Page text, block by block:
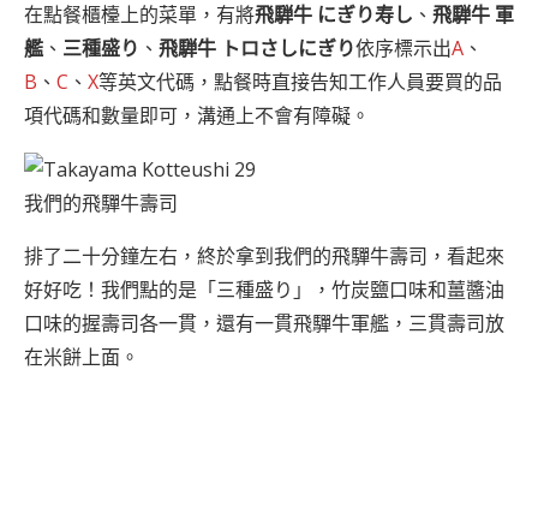
在點餐櫃檯上的菜單，有將飛騨牛 にぎり寿し 、 飛騨牛 軍
艦 、 三種盛り 、 飛騨牛 トロさしにぎり依序標示出A 、
B 、 C 、 X等英文代碼，點餐時直接告知工作人員要買的品
項代碼和數量即可，溝通上不會有障礙。
我們的飛驒牛壽司
排了二十分鐘左右，終於拿到我們的飛驒牛壽司，看起來
好好吃！我們點的是「三種盛り」，竹炭鹽口味和薑醬油
口味的握壽司各一貫，還有一貫飛驒牛軍艦，三貫壽司放
在米餅上面。